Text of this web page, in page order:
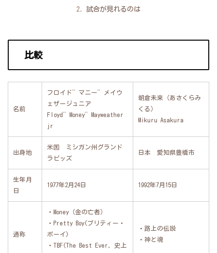
試合が見れるのは
比較
名前
フロイド”マニー”メイウ
ェザージュニア
Floyd”Money”Mayweather
jr
朝倉未来（あさくらみ
くる）
Mikuru Asakura
出身地
米国 ミシガン州グランド
ラピッズ
日本 愛知県豊橋市
生年月
日
1977年2月24日 1992年7月15日
通称
・Money（金の亡者）
・Pretty Boy(プリティー・
ボーイ)
・TBF(The Best Ever, 史上
・路上の伝説
・神と魂